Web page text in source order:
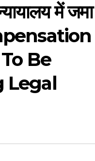
में जमा
Be
Legal